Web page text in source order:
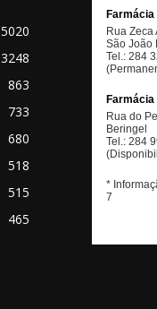
5020
3248
863
733
680
518
515
465